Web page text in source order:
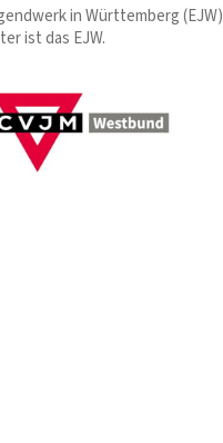
in Württemberg (EJW)
ist das EJW.